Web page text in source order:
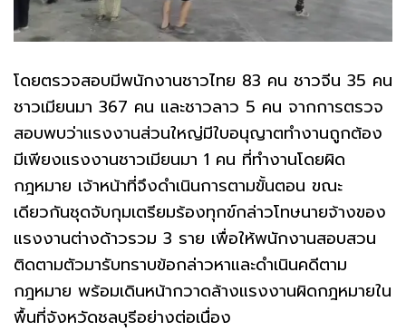
โดยตรวจสอบมีพนักงานชาวไทย 83 คน ชาวจีน 35 คน
ชาวเมียนมา 367 คน และชาวลาว 5 คน จากการตรวจ
สอบพบว่าแรงงานส่วนใหญ่มีใบอนุญาตทำงานถูกต้อง
มีเพียงแรงงานชาวเมียนมา 1 คน ที่ทำงานโดยผิด
กฎหมาย เจ้าหน้าที่จึงดำเนินการตามขั้นตอน ขณะ
เดียวกันชุดจับกุมเตรียมร้องทุกข์กล่าวโทษนายจ้างของ
แรงงานต่างด้าวรวม 3 ราย เพื่อให้พนักงานสอบสวน
ติดตามตัวมารับทราบข้อกล่าวหาและดำเนินคดีตาม
กฎหมาย พร้อมเดินหน้ากวาดล้างแรงงานผิดกฎหมายใน
พื้นที่จังหวัดชลบุรีอย่างต่อเนื่อง